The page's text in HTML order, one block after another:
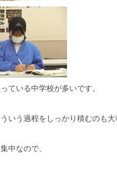
ている中学校が多いです。
いう過程をしっかり積むのも
中なので、